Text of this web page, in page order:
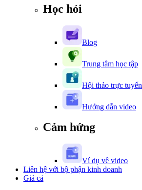
Học hỏi
Blog
Trung tâm học tập
Hội thảo trực tuyến
Hướng dẫn video
Cảm hứng
Ví dụ về video
Liên hệ với bộ phận kinh doanh
Giá cả